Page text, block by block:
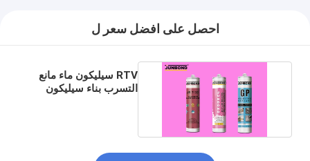
احصل على افضل سعر ل
RTV سيليكون ماء مانع
التسرب بناء سيليكون